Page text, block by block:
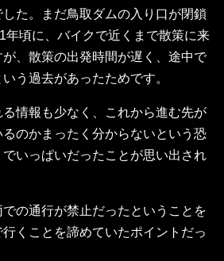
た。まだ鳥取ダムの入り口が閉鎖
年頃に、バイクで近くまで散策に来
、散策の出発時間が遅く、途中で
う過去があったためです。
情報も少なく、これから進む先が
のかまったく分からないという恐
いっぱいだったことが思い出され
の通行が禁止だったということを
くことを諦めていたポイントだっ